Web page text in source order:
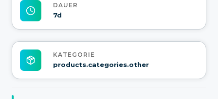
DAUER
7d
KATEGORIE
products.categories.other